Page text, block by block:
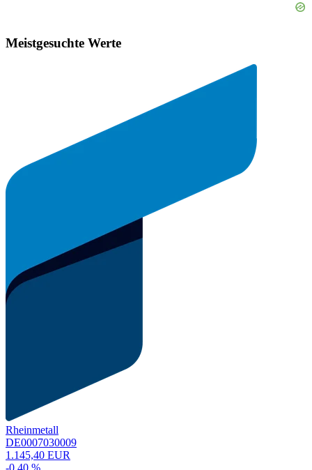
Meistgesuchte Werte
Rheinmetall
DE0007030009
1.145,40 EUR
-0,40 %